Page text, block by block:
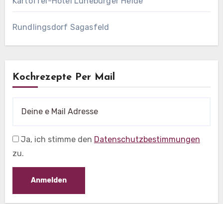
Rundlingsdorf Sagasfeld
Kochrezepte Per Mail
Ja, ich stimme den Datenschutzbestimmungen
zu.